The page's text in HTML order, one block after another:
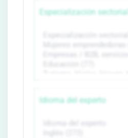
Especialización sectorial
Idioma del experto